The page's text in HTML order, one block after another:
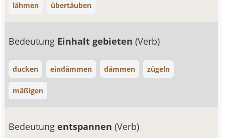
lähmen übertäuben
Bedeutung Einhalt gebieten(Verb)
ducken eindämmen dämmen zügeln
mäßigen
Bedeutungentspannen(Verb)